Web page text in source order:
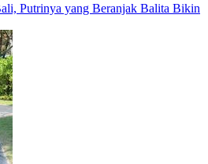
Putrinya yang Beranjak Balita Bikin